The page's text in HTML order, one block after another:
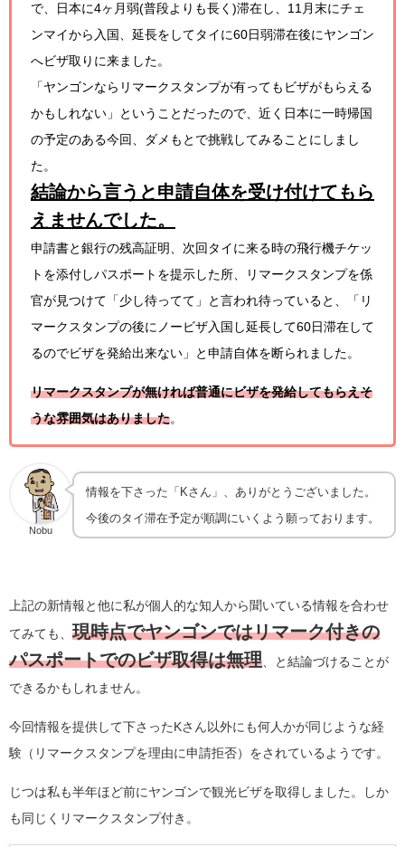
で、日本に4ヶ月弱(普段よりも長く)滞在し、11月末にチェ
ンマイから入国、延長をしてタイに60日弱滞在後にヤンゴン
へビザ取りに来ました。
「ヤンゴンならリマークスタンプが有ってもビザがもらえる
かもしれない」ということだったので、近く日本に一時帰国
の予定のある今回、ダメもとで挑戦してみることにしまし
た。
結論から言うと申請自体を受け付けてもら
えませんでした。
申請書と銀行の残高証明、次回タイに来る時の飛行機チケッ
トを添付しパスポートを提示した所、リマークスタンプを係
官が見つけて「少し待ってて」と言われ待っていると、「リ
マークスタンプの後にノービザ入国し延長して60日滞在して
るのでビザを発給出来ない」と申請自体を断られました。
リマークスタンプが無ければ普通にビザを発給してもらえそ
うな雰囲気はありました。
Nobu
情報を下さった「Kさん」、ありがとうございました。
今後のタイ滞在予定が順調にいくよう願っております。
上記の新情報と他に私が個人的な知人から聞いている情報を合わせ
てみても、 現時点でヤンゴンではリマーク付きの
パスポートでのビザ取得は無理 、と結論づけることが
できるかもしれません。
今回情報を提供して下さったKさん以外にも何人かが同じような経
験（リマークスタンプを理由に申請拒否）をされているようです。
じつは私も半年ほど前にヤンゴンで観光ビザを取得しました。しか
も同じくリマークスタンプ付き。